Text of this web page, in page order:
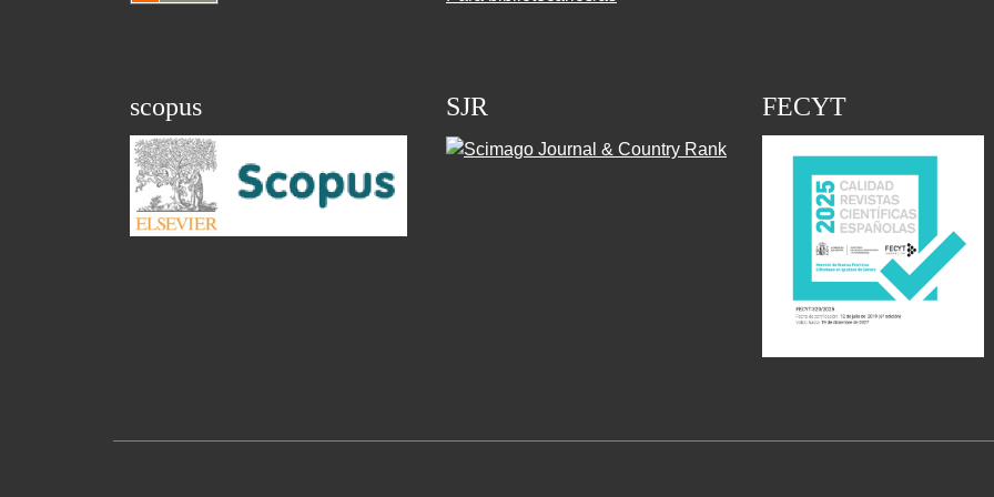
scopus SJR FECYT